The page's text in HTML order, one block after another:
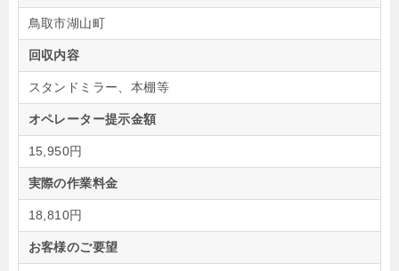
鳥取市湖山町
回収内容
スタンドミラー、本棚等
オペレーター提示金額
15,950円
実際の作業料金
18,810円
お客様のご要望